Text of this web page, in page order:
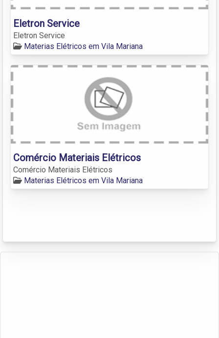
Eletron Service
Eletron Service
Materias Elétricos em Vila Mariana
Comércio Materiais Elétricos
Comércio Materiais Elétricos
Materias Elétricos em Vila Mariana